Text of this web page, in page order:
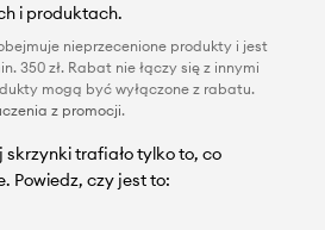
i produktach.
nieprzecenione produkty i jest
350 zł. Rabat nie łączy się z innymi
mogą być wyłączone z rabatu.
z promocji.
skrzynki trafiało tylko to, co
Powiedz, czy jest to: